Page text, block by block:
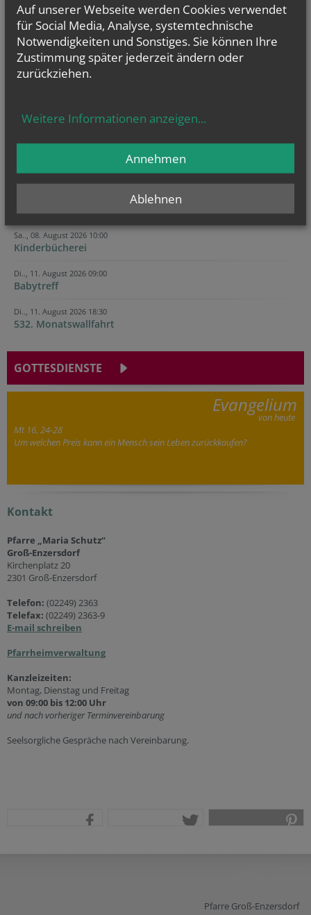
Sa.., 08. August 2026 10:00
Kinderbücherei
Di.., 11. August 2026 09:00
Babytreff
Di.., 11. August 2026 18:30
532. Monatswallfahrt
GOTTESDIENSTE
Evangelium
von heute
Mt 16, 24-28
Um welchen Preis kann ein Mensch sein Leben zurückkaufen?
Kontakt
Pfarre „Maria Schutz“
Groß-Enzersdorf
Kirchenplatz 20
2301 Groß-Enzersdorf
Telefon: (02249) 2363
Telefax: (02249) 2363-9
E-mail schreiben
Pfarrheimverwaltung
Kanzleizeiten:
Montag, Dienstag und Freitag
von 09:00 bis 12:00 Uhr
und nach vorheriger Terminvereinbarung
Seelsorgliche Gespräche nach Vereinbarung.
Pfarre Groß-Enzersdorf
Auf unserer Webseite werden Cookies verwendet
für Social Media, Analyse, systemtechnische
Notwendigkeiten und Sonstiges. Sie können Ihre
Zustimmung später jederzeit ändern oder
zurückziehen.
Weitere Informationen anzeigen...
Ablehnen
Annehmen